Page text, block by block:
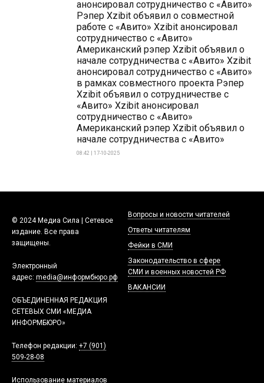
анонсировал сотрудничество с «Авито»
Рэпер Xzibit объявил о совместной
работе с «Авито» Xzibit анонсировал
сотрудничество с «Авито»
Американский рэпер Xzibit объявил о
начале сотрудничества с «Авито» Xzibit
анонсировал сотрудничество с «Авито»
в рамках совместного проекта Рэпер
Xzibit объявил о сотрудничестве с
«Авито» Xzibit анонсировал
сотрудничество с «Авито»
Американский рэпер Xzibit объявил о
начале сотрудничества с «Авито»
08:42 | 17-10-2025
© 2024 Медиа Сила | Сетевое
издание. Все права
защищены.
Электронный
адрес: media@информбюро.рф
ОБЪЕДИНЕННАЯ РЕДАКЦИЯ
СЕТЕВЫХ СМИ «МЕДИА
ИНФОРМБЮРО»
Телефон редакции: +7 (901)
509-28-08
Использование материалов
Вопросы и новости читателей
Ответы читателям
Фейки в СМИ
Законодательство в сфере
СМИ и военных новостей РФ
ВАКАНСИИ